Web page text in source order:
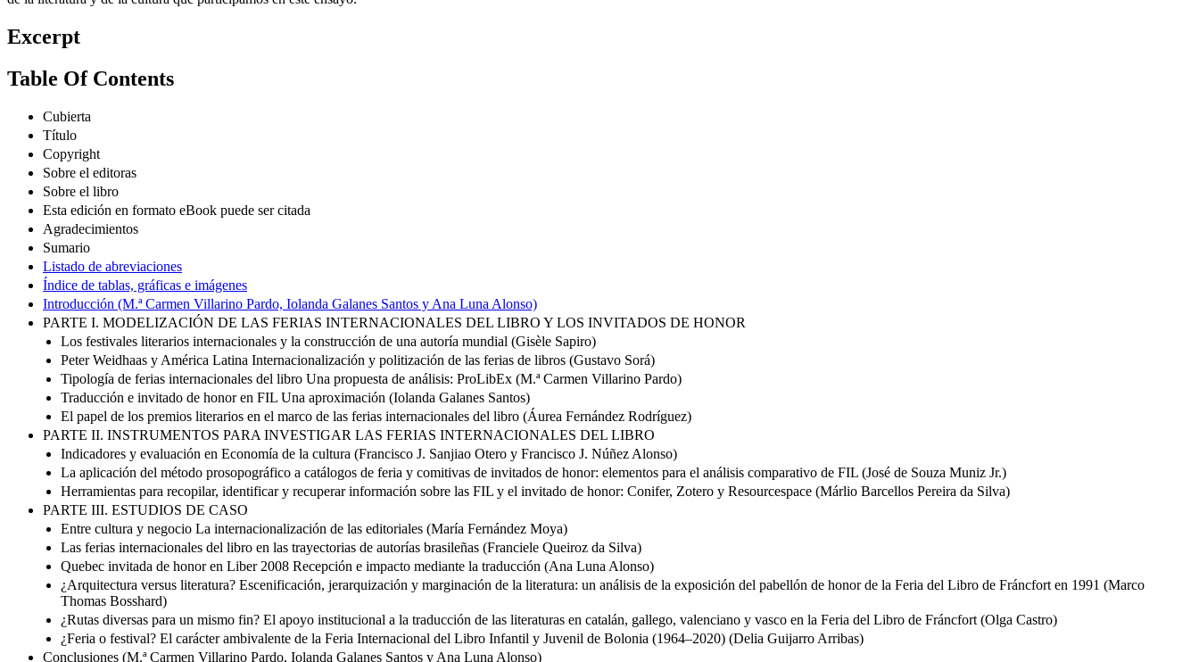
Excerpt
Table Of Contents
Cubierta
Título
Copyright
Sobre el editoras
Sobre el libro
Esta edición en formato eBook puede ser citada
Agradecimientos
Sumario
Listado de abreviaciones
Índice de tablas, gráficas e imágenes
Introducción (M.ª Carmen Villarino Pardo, Iolanda Galanes Santos y Ana Luna Alonso)
PARTE I. MODELIZACIÓN DE LAS FERIAS INTERNACIONALES DEL LIBRO Y LOS INVITADOS DE HONOR
Los festivales literarios internacionales y la construcción de una autoría mundial (Gisèle Sapiro)
Peter Weidhaas y América Latina Internacionalización y politización de las ferias de libros (Gustavo Sorá)
Tipología de ferias internacionales del libro Una propuesta de análisis: ProLibEx (M.ª Carmen Villarino Pardo)
Traducción e invitado de honor en FIL Una aproximación (Iolanda Galanes Santos)
El papel de los premios literarios en el marco de las ferias internacionales del libro (Áurea Fernández Rodríguez)
PARTE II. INSTRUMENTOS PARA INVESTIGAR LAS FERIAS INTERNACIONALES DEL LIBRO
Indicadores y evaluación en Economía de la cultura (Francisco J. Sanjiao Otero y Francisco J. Núñez Alonso)
La aplicación del método prosopográfico a catálogos de feria y comitivas de invitados de honor: elementos para el análisis comparativo de FIL (José de Souza Muniz Jr.)
Herramientas para recopilar, identificar y recuperar información sobre las FIL y el invitado de honor: Conifer, Zotero y Resourcespace (Márlio Barcellos Pereira da Silva)
PARTE III. ESTUDIOS DE CASO
Entre cultura y negocio La internacionalización de las editoriales (María Fernández Moya)
Las ferias internacionales del libro en las trayectorias de autorías brasileñas (Franciele Queiroz da Silva)
Quebec invitada de honor en Liber 2008 Recepción e impacto mediante la traducción (Ana Luna Alonso)
¿Arquitectura versus literatura? Escenificación, jerarquización y marginación de la literatura: un análisis de la exposición del pabellón de honor de la Feria del Libro de Fráncfort en 1991 (Marco
Thomas Bosshard)
¿Rutas diversas para un mismo fin? El apoyo institucional a la traducción de las literaturas en catalán, gallego, valenciano y vasco en la Feria del Libro de Fráncfort (Olga Castro)
¿Feria o festival? El carácter ambivalente de la Feria Internacional del Libro Infantil y Juvenil de Bolonia (1964–2020) (Delia Guijarro Arribas)
Conclusiones (M.ª Carmen Villarino Pardo, Iolanda Galanes Santos y Ana Luna Alonso)